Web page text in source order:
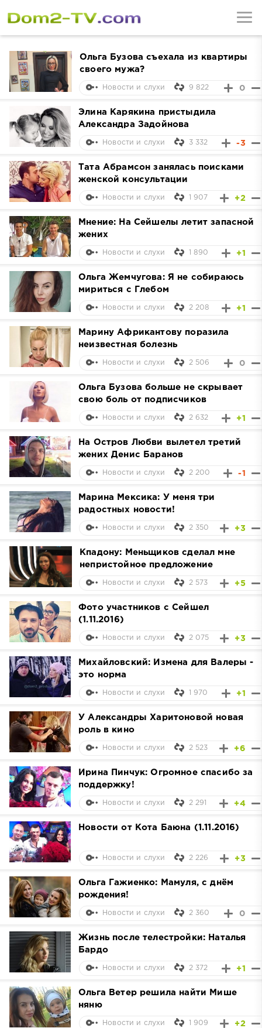
Ольга Бузова съехала из квартиры
своего мужа?
0
Новости и слухи 9 822
Элина Карякина пристыдила
Александра Задойнова
-3
Новости и слухи 3 332
Тата Абрамсон занялась поисками
женской консультации
+2
Новости и слухи 1 907
Мнение: На Сейшелы летит запасной
жених
+1
Новости и слухи 1 890
Ольга Жемчугова: Я не собираюсь
мириться с Глебом
+1
Новости и слухи 2 208
Марину Африкантову поразила
неизвестная болезнь
0
Новости и слухи 2 506
Ольга Бузова больше не скрывает
свою боль от подписчиков
+1
Новости и слухи 2 632
На Остров Любви вылетел третий
жених Денис Баранов
-1
Новости и слухи 2 200
Марина Мексика: У меня три
радостных новости!
+3
Новости и слухи 2 350
Кпадону: Меньщиков сделал мне
непристойное предложение
+5
Новости и слухи 2 573
Фото участников с Сейшел
(1.11.2016)
+3
Новости и слухи 2 075
Михайловский: Измена для Валеры -
это норма
+1
Новости и слухи 1 970
У Александры Харитоновой новая
роль в кино
+6
Новости и слухи 2 523
Ирина Пинчук: Огромное спасибо за
поддержку!
+4
Новости и слухи 2 291
Новости от Кота Баюна (1.11.2016)
+3
Новости и слухи 2 226
Ольга Гажиенко: Мамуля, с днём
рождения!
0
Новости и слухи 2 360
Жизнь после телестройки: Наталья
Бардо
+1
Новости и слухи 2 372
Ольга Ветер решила найти Мише
няню
+2
Новости и слухи 1 909